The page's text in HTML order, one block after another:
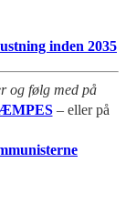
inden 2035
og følg med på
– eller på